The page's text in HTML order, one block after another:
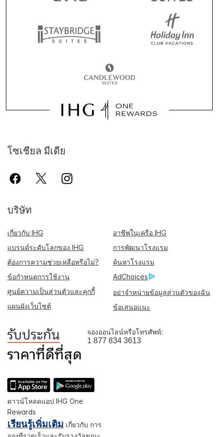
โซเชียล มีเดีย
บริษัท
เกี่ยวกับ IHG
อาชีพในเครือ IHG
แบรนด์ระดับโลกของ IHG
การพัฒนาโรงแรม
ต้องการความช่วยเหลือหรือไม่?
ค้นหาโรงแรม
ข้อกำหนดการใช้งาน
AdChoices
ศูนย์ความเป็นส่วนตัวและคุกกี้
อย่าจำหน่ายข้อมูลส่วนตัวของฉัน
แผนผังเว็บไซต์
ข้อเสนอแนะ
จองออนไลน์หรือโทรศัพท์:
1 877 834 3613
ดาวน์โหลดแอป IHG One
Rewards
เรียนรู้เพิ่มเติม เกี่ยวกับ การ